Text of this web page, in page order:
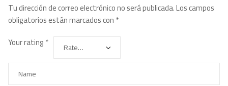
Tu dirección de correo electrónico no será publicada.Los campos
obligatorios están marcados con*
Your rating*